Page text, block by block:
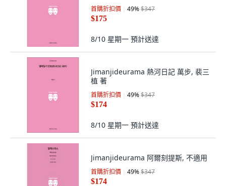
首購折扣價 49%$347
$175
8/10 星期一 預計送達
Jimanjideurama 熱河日記 萬步, 裴三
植 著
首購折扣價 49%$347
$174
8/10 星期一 預計送達
Jimanjideurama 阿爾刻提斯, 不適用
首購折扣價 49%$347
$174